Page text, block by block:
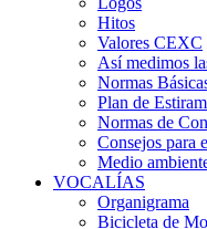
Hitos
Valores CEXC
Así medimos
Normas
Plan de
Normas de
Consejos para
Medio
VOCALÍAS
Organigrama
Bicicleta de